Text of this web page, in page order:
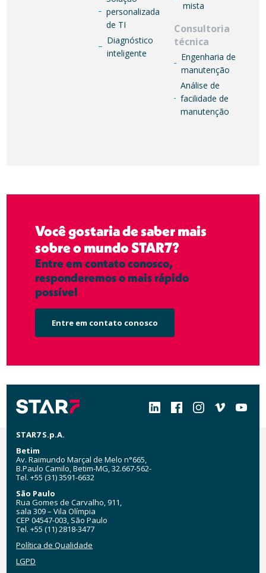
personalizada
de TI
Diagnóstico
inteligente
mista
Consultoria
técnica
Engenharia de
manutenção
Análise de
facilidade de
manutenção
Você gostaria de saber mais
sobre o mundo STAR7?
Entre em contato conosco,
responderemos o mais rápido
possível
Entre em contato conosco
Social
STAR7 S.p.A.
Betim
Av. Raimundo Marçal de Melo n°665,
B.Paulo Camilo, Betim-MG, 32.667-562-
Tel. +55 (31) 3591-6632
São Paulo
Rua Gomes de Carvalho, 911,
sala 309 – Vila Olímpia
CEP 04547-003, São Paulo
Tel. +55 (11) 2818-3477
Política de Qualidade
LGPD